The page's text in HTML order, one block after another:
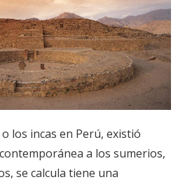
los incas en Perú, existió
a los sumerios,
se calcula tiene una